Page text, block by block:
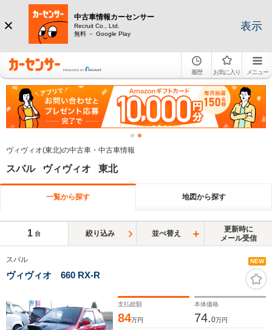
中古車情報カーセンサー
Recruit Co., Ltd.
無料 － Google Play
表示
履歴 お気に入り メニュー
ヴィヴィオ(東北)の中古車・中古車情報
スバル ヴィヴィオ 東北
一覧から探す 地図から探す
1 台 絞り込み 並べ替え
更新時に
メール受信
スバル NEW
ヴィヴィオ 660 RX-R
支払総額
84万円
本体価格
74.0万円